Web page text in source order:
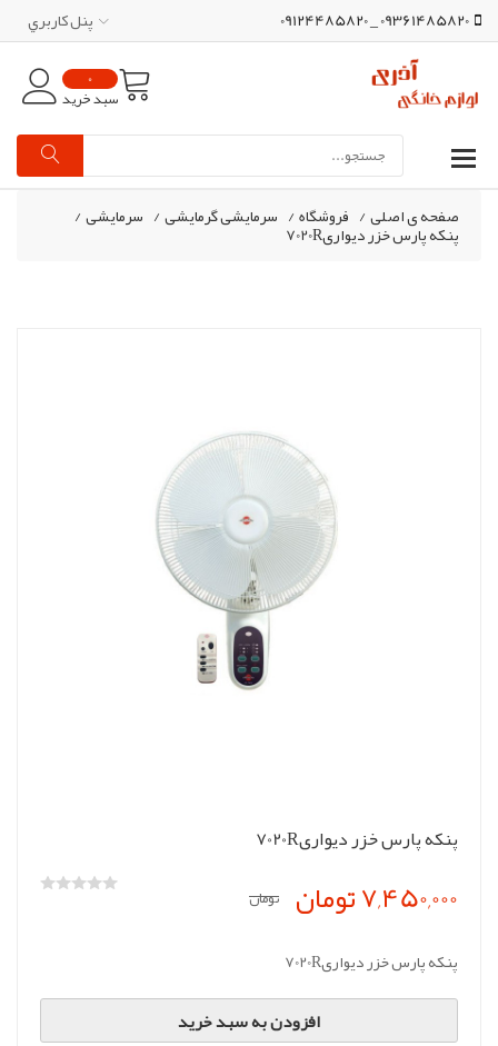
09361485820 _ 09124485820 پنل کاربري
0
سبد خرید
صفحه ی اصلی/ فروشگاه/ سرمایشی گرمایشی/ سرمایشی/
پنکه پارس خزر دیواری7020R
پنکه پارس خزر دیواری7020R
7,450,000 تومان تومان
پنکه پارس خزر دیواری7020R
افزودن به سبد خرید